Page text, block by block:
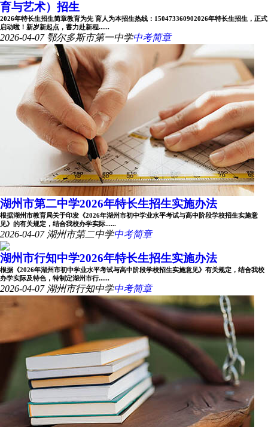
育与艺术）招生
2026年特长生招生简章教育为先 育人为本招生热线：150473360902026年特长生招生，正式
启动啦！新岁新起点，蓄力赴新程......
2026-04-07 鄂尔多斯市第一中学中考简章
湖州市第二中学2026年特长生招生实施办法
根据湖州市教育局关于印发《2026年湖州市初中学业水平考试与高中阶段学校招生实施意
见》的有关规定，结合我校办学实际......
2026-04-07 湖州市第二中学中考简章
湖州市行知中学2026年特长生招生实施办法
根据《2026年湖州市初中学业水平考试与高中阶段学校招生实施意见》有关规定，结合我校
办学实际及特色，特制定湖州市行......
2026-04-07 湖州市行知中学中考简章